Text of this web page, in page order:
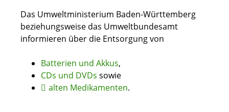
Das Umweltministerium Baden-Württemberg
beziehungsweise das Umweltbundesamt
informieren über die Entsorgung von
Batterien und Akkus,
CDs und DVDs sowie
alten Medikamenten.